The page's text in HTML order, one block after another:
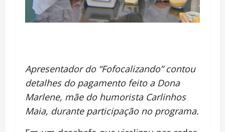
Apresentador do “Fofocalizando” contou
detalhes do pagamento feito a Dona
Marlene, mãe do humorista Carlinhos
Maia, durante participação no programa.